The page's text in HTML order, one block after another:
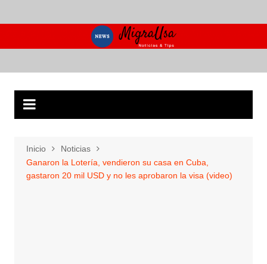
al
Inicio
Noticias
Ganaron la Lotería, vendieron su casa en Cuba,
gastaron 20 mil USD y no les aprobaron la visa (video)